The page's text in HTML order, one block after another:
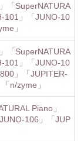
「SuperNATURA
101」「JUNO-10
」
「SuperNATURA
101」「JUNO-10
」「JUPITER-
n/zyme」
Piano」
106」「JUP